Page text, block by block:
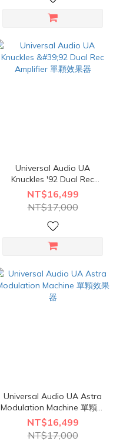
Universal Audio UA
Knuckles '92 Dual Rec
Amplifier 單顆效果器
NT$16,499
NT$17,000
Universal Audio UA Astra
Modulation Machine 單顆效
果器
NT$16,499
NT$17,000